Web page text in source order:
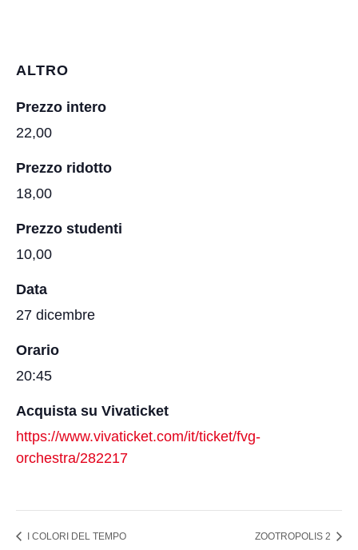
ALTRO
Prezzo intero
22,00
Prezzo ridotto
18,00
Prezzo studenti
10,00
Data
27 dicembre
Orario
20:45
Acquista su Vivaticket
https://www.vivaticket.com/it/ticket/fvg-
orchestra/282217
I COLORI DEL TEMPO ZOOTROPOLIS 2